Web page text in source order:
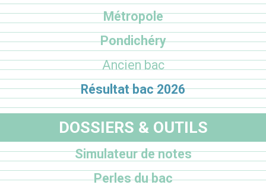
Métropole
Pondichéry
Ancien bac
Résultat bac 2026
DOSSIERS & OUTILS
Simulateur de notes
Perles du bac